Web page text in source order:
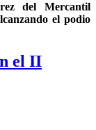
del Mercantil
el podio
el II